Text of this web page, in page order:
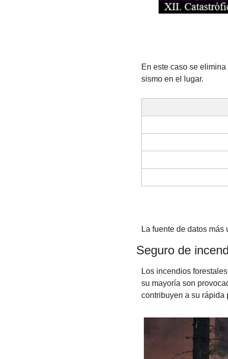
En este caso se
sismo en el lugar.
La fuente de datos más
Seguro de
Los incendios
su mayoría son
contribuyen a su rápida